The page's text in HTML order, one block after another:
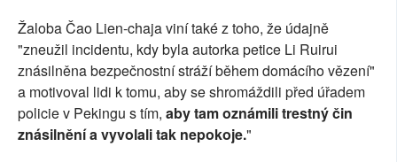
Žaloba Čao Lien-chaja viní také z toho, že údajně
"zneužil incidentu, kdy byla autorka petice Li Ruirui
znásilněna bezpečnostní stráží během domácího vězení"
a motivoval lidi k tomu, aby se shromáždili před úřadem
policie v Pekingu s tím, aby tam oznámili trestný čin
znásilnění a vyvolali tak nepokoje."